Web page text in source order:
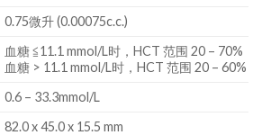
0.75微升 (0.00075c.c.)
血糖 ≦11.1 mmol/L时，HCT 范围 20 – 70%
血糖 > 11.1 mmol/L时，HCT 范围 20 – 60%
0.6 – 33.3mmol/L
82.0 x 45.0 x 15.5 mm